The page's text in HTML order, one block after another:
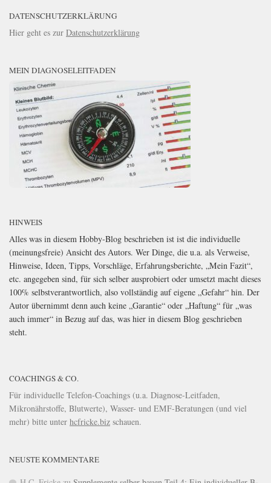
DATENSCHUTZERKLÄRUNG
Hier geht es zur Datenschutzerklärung
MEIN DIAGNOSELEITFADEN
HINWEIS
Alles was in diesem Hobby-Blog beschrieben ist ist die individuelle
(meinungsfreie) Ansicht des Autors. Wer Dinge, die u.a. als Verweise,
Hinweise, Ideen, Tipps, Vorschläge, Erfahrungsberichte, „Mein Fazit“,
etc. angegeben sind, für sich selber ausprobiert oder umsetzt macht dieses
100% selbstverantwortlich, also vollständig auf eigene „Gefahr“ hin. Der
Autor übernimmt denn auch keine „Garantie“ oder „Haftung“ für „was
auch immer“ in Bezug auf das, was hier in diesem Blog geschrieben
steht.
COACHINGS & CO.
Für individuelle Telefon-Coachings (u.a. Diagnose-Leitfaden,
Mikronährstoffe, Blutwerte), Wasser- und EMF-Beratungen (und viel
mehr) bitte unter hcfricke.biz schauen.
NEUSTE KOMMENTARE